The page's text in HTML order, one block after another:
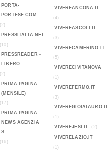
PORTA-
PORTESE.COM
(2)
PRESSITALIA.NET
(10)
PRESSREADER -
LIBERO
(2)
PRIMA PAGINA
(MENSILE)
(17)
PRIMA PAGINA
NEWS AGENZIA
S...
(16)
VIVEREANCONA.IT
(4)
VIVEREASCOLI.IT
(3)
VIVERECAMERINO.IT
(5)
VIVERECIVITANOVA
(1)
VIVEREFERMO.IT
(3)
VIVEREGIOIATAURO.IT
(1)
VIVEREJESI.IT
(2)
VIVERELAZIO.IT
(1)